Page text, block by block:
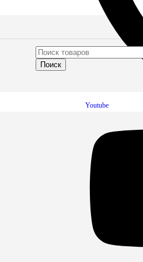
Youtube
Поиск